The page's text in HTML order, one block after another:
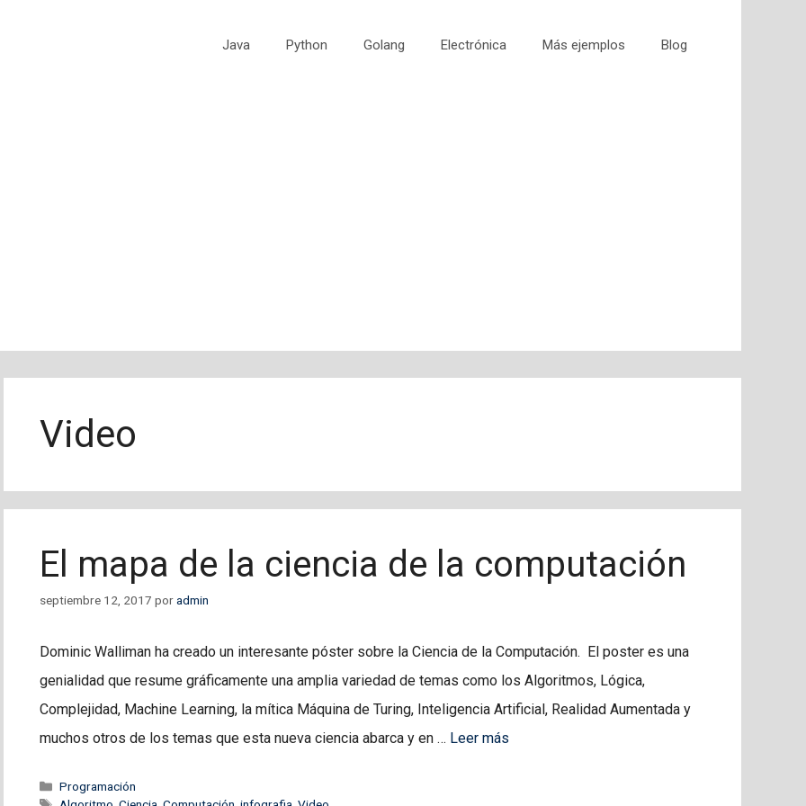
Java Python Golang Electrónica Más ejemplos Blog
Video
El mapa de la ciencia de la computación
septiembre 12, 2017 poradmin
Dominic Walliman ha creado un interesante póster sobre la Ciencia de la Computación. El poster es una
genialidad que resume gráficamente una amplia variedad de temas como los Algoritmos, Lógica,
Complejidad, Machine Learning, la mítica Máquina de Turing, Inteligencia Artificial, Realidad Aumentada y
muchos otros de los temas que esta nueva ciencia abarca y en … Leer más
Categorías
Programación